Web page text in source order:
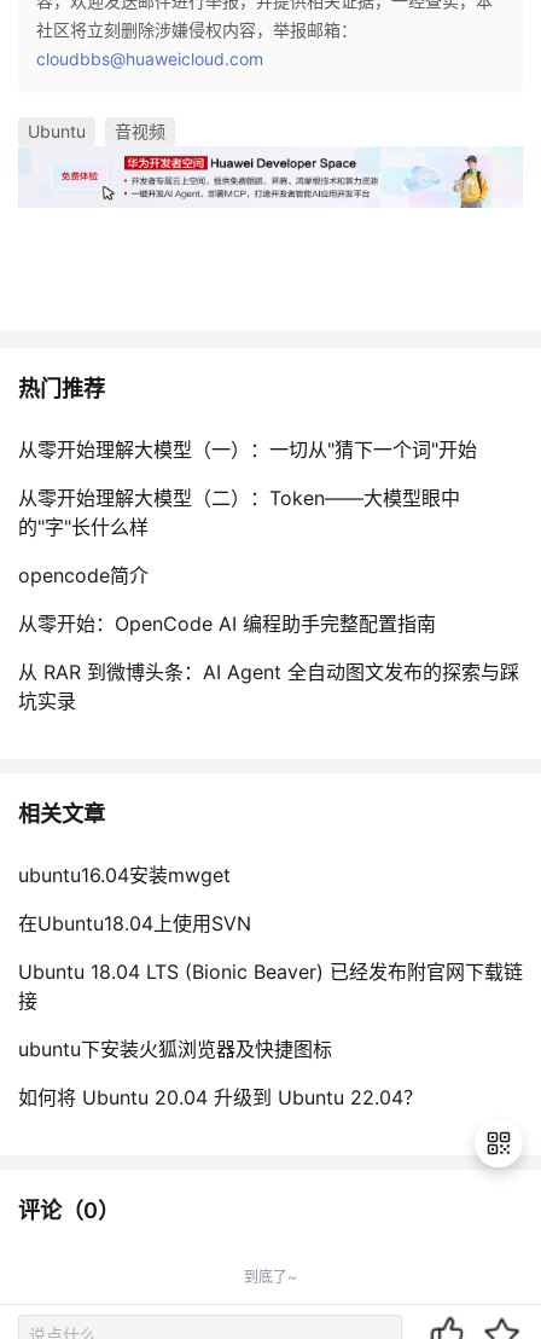
社区将立刻删除涉嫌侵权内容，举报邮箱：
cloudbbs@huaweicloud.com
Ubuntu 音视频
热门推荐
从零开始理解大模型（一）：一切从"猜下一个词"开始
从零开始理解大模型（二）：Token——大模型眼中
的"字"长什么样
opencode简介
从零开始：OpenCode AI 编程助手完整配置指南
从 RAR 到微博头条：AI Agent 全自动图文发布的探索与踩
坑实录
相关文章
ubuntu16.04安装mwget
在Ubuntu18.04上使用SVN
Ubuntu 18.04 LTS (Bionic Beaver) 已经发布附官网下载链
接
ubuntu下安装火狐浏览器及快捷图标
如何将 Ubuntu 20.04 升级到 Ubuntu 22.04？
评论（0）
到底了~